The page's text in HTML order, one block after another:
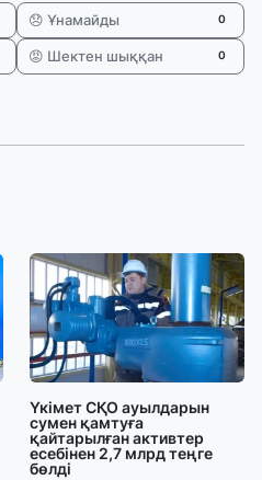
😞 Ұнамайды 0
😡 Шектен шыққан 0
Үкімет СҚО ауылдарын
сумен қамтуға
қайтарылған активтер
есебінен 2,7 млрд теңге
бөлді